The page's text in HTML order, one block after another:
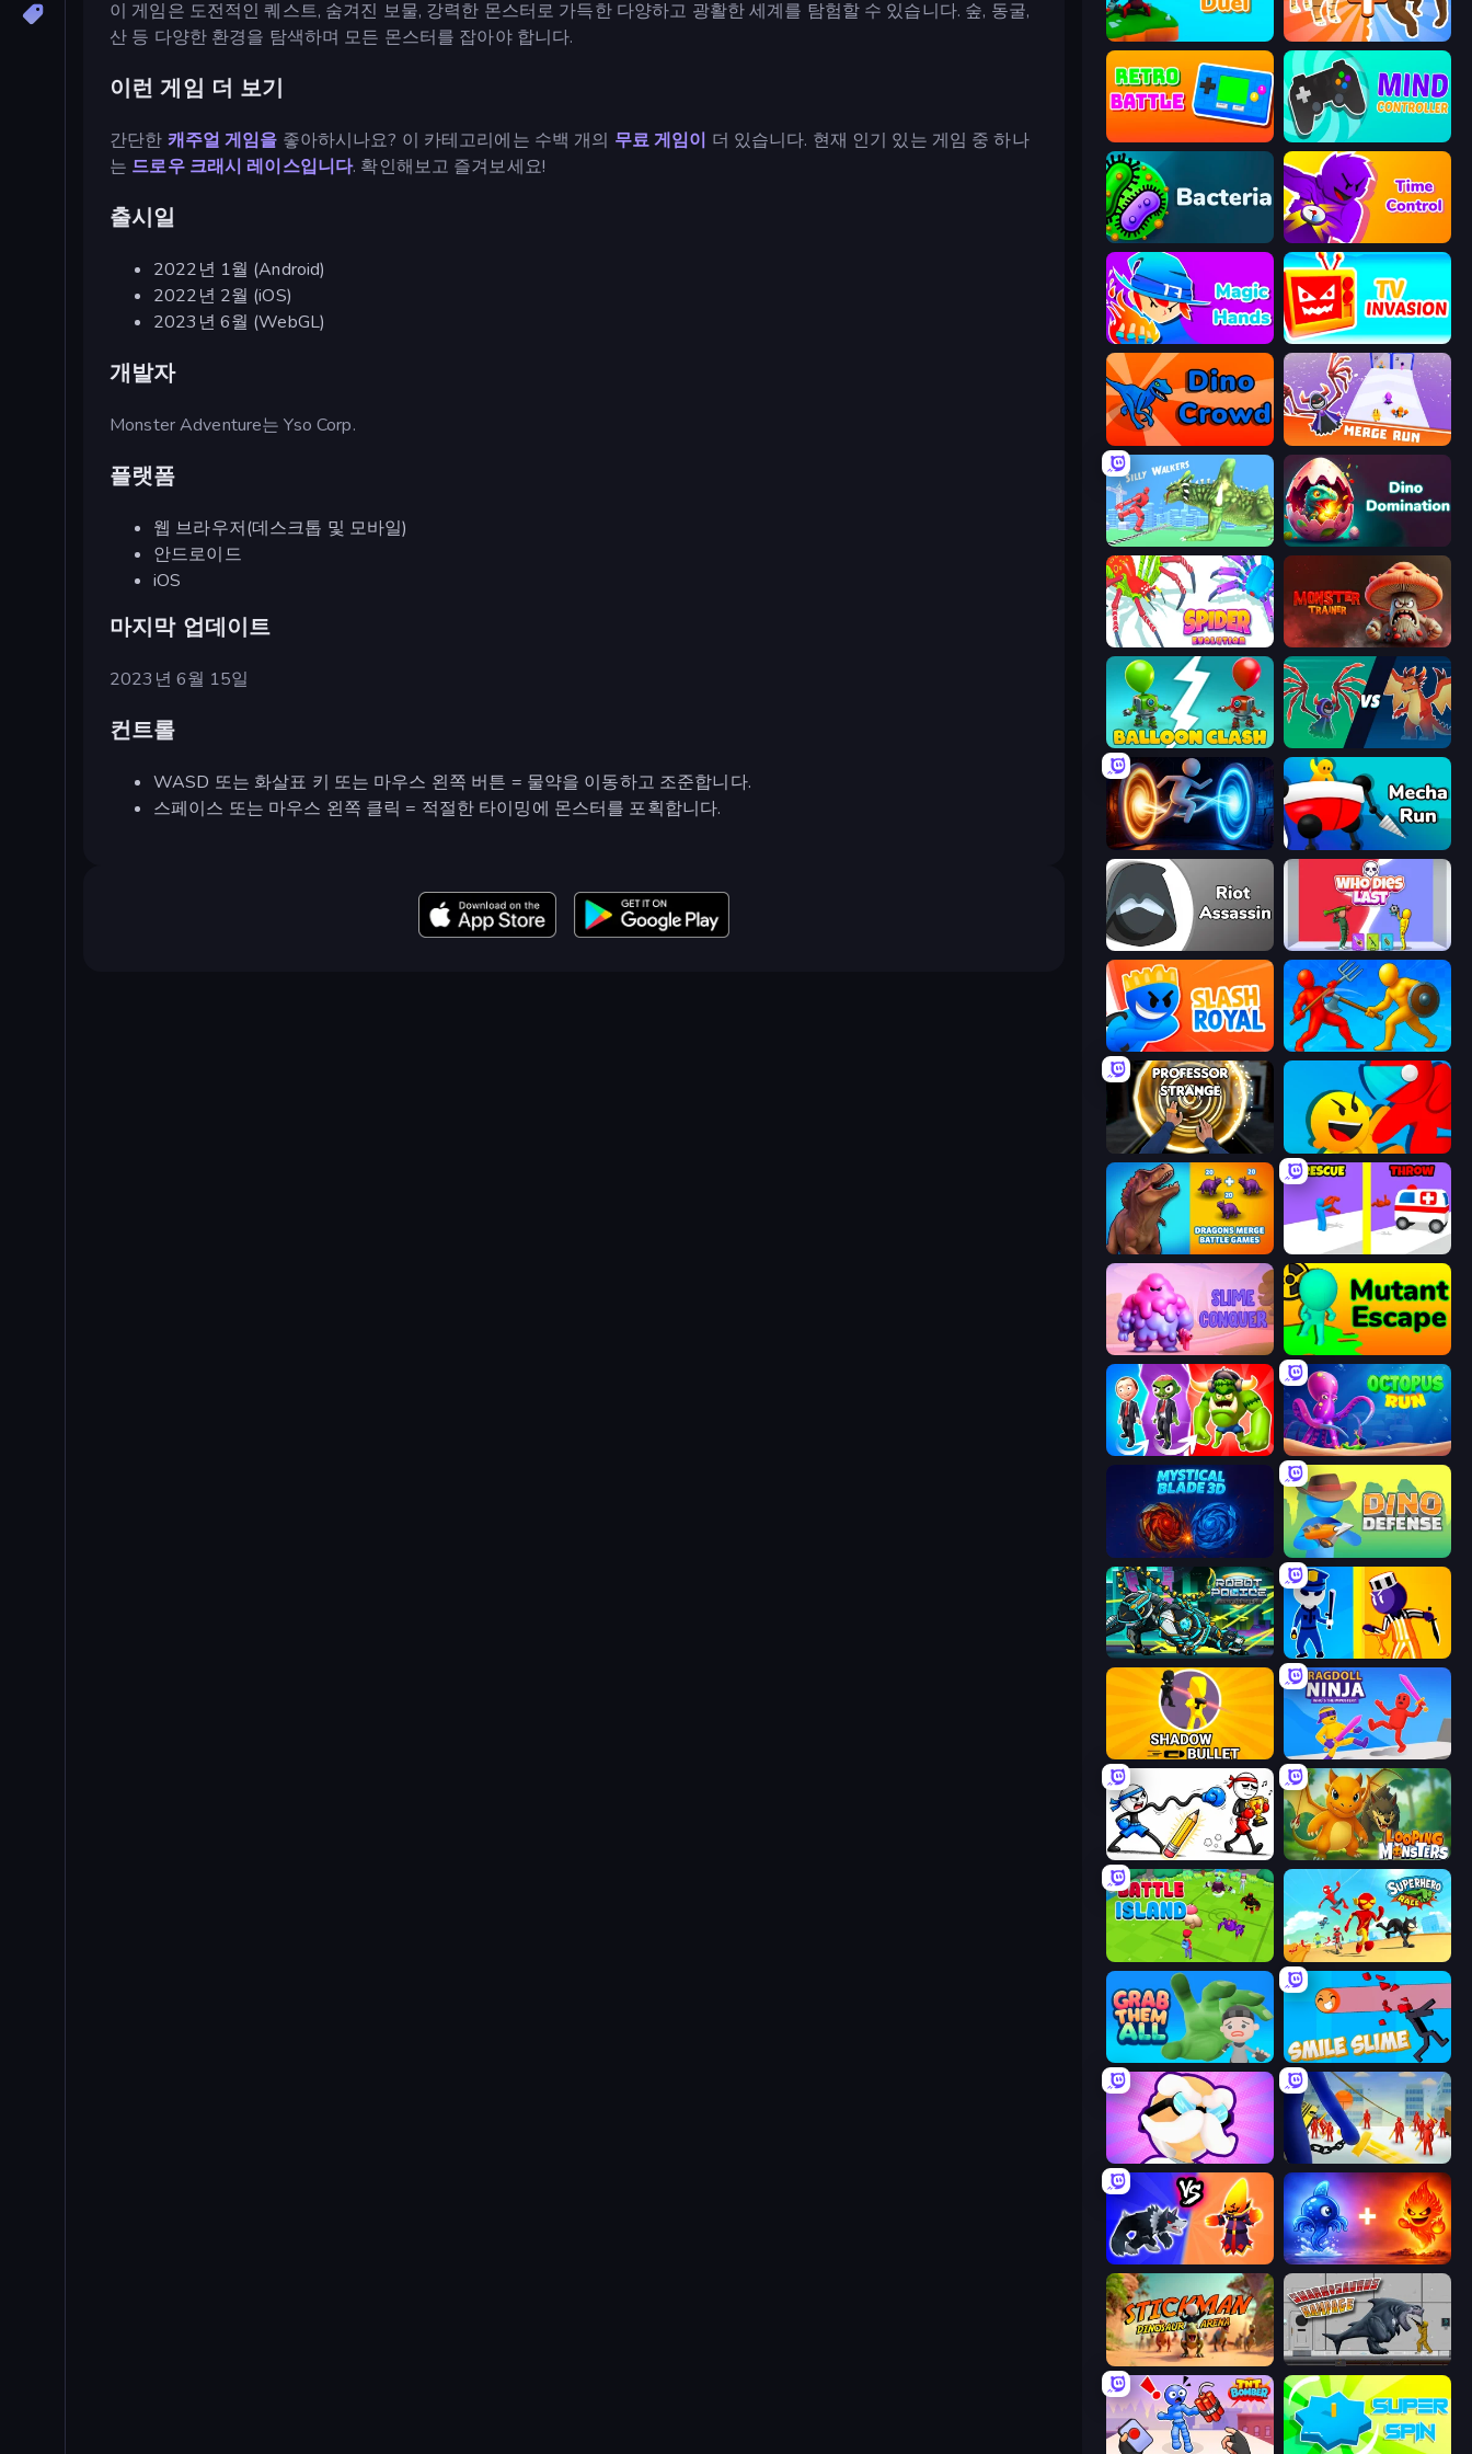
이 게임은 도전적인 퀘스트, 숨겨진 보물, 강력한 몬스터로 가득한 다양하고 광활한 세계를 탐험할 수 있습니다. 숲, 동굴,
산 등 다양한 환경을 탐색하며 모든 몬스터를 잡아야 합니다.
이런 게임 더 보기
간단한 캐주얼 게임을 좋아하시나요? 이 카테고리에는 수백 개의 무료 게임이 더 있습니다. 현재 인기 있는 게임 중 하나
는 드로우 크래시 레이스입니다. 확인해보고 즐겨보세요!
출시일
2022년 1월 (Android)
2022년 2월 (iOS)
2023년 6월 (WebGL)
개발자
Monster Adventure는 Yso Corp.
플랫폼
웹 브라우저(데스크톱 및 모바일)
안드로이드
iOS
마지막 업데이트
2023년 6월 15일
컨트롤
WASD 또는 화살표 키 또는 마우스 왼쪽 버튼 = 물약을 이동하고 조준합니다.
스페이스 또는 마우스 왼쪽 클릭 = 적절한 타이밍에 몬스터를 포획합니다.
Monster Duel Animal DNA Run
Mind Controller
Bacteria Time Control!
Magic Hands TV Invasion
Dino Crowd Merge Run
Silly Walkers Dino Domination
Spider Evolution: Runner Game Monster Trainer: Catching Game
Balloon Clash Monster Battle
Portal Escape Mecha Run
Riot Assassin Who Dies Last?
Slash Royal Epic Sword Battle! Fight in Arena
Professor Strange Riot Escape
Dragons Merge: Battle Games Rescue Throw
Slime Conquer: Epic Battles Mutant Escape
Infection Town of Zombies OctopusRun
Mystical Blade Dino Defense
Robot Police Iron Panther
Shadow Bullet Ragdoll Ninja: Imposter Hero
Doodle Smash Looping Monsters
Battle Island Superhero Race!
Grab Them All Smile Slime
Mutant Idle Slasher
Merge Battle Tactics Elemental Monsters: Merge
Stickman: Dinosaur Arena Sharkosaurus Rampage